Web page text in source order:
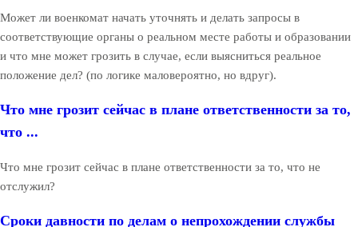
Может ли военкомат начать уточнять и делать запросы в
соответствующие органы о реальном месте работы и образовании
и что мне может грозить в случае, если выясниться реальное
положение дел? (по логике маловероятно, но вдруг).
Что мне грозит сейчас в плане ответственности за то,
что ...
Что мне грозит сейчас в плане ответственности за то, что не
отслужил?
Сроки давности по делам о непрохождении службы